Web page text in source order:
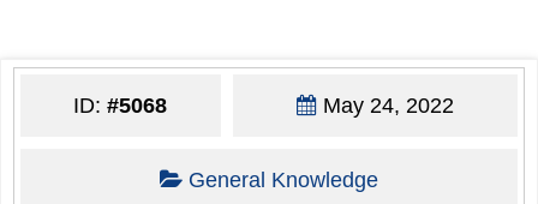
ID:#5068 May 24, 2022
General Knowledge